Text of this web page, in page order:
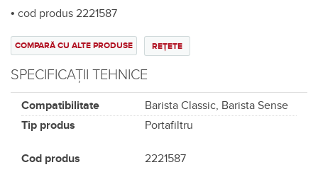
• cod produs 2221587
REȚETE
COMPARĂ CU ALTE PRODUSE
SPECIFICAȚII TEHNICE
Compatibilitate
Barista Classic, Barista Sense
Tip produs
Portafiltru
Cod produs 2221587